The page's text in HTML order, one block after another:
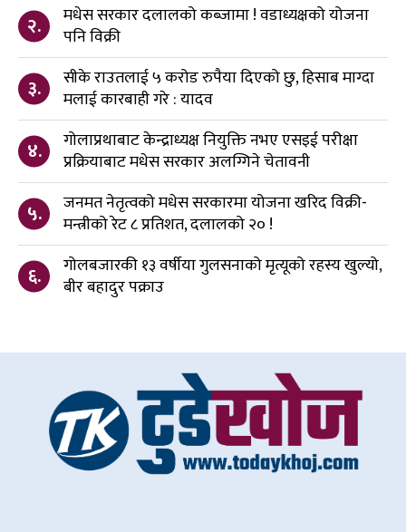
२.
मधेस सरकार दलालको कब्जामा ! वडाध्यक्षको योजना
पनि विक्री
३.
सीके राउतलाई ५ करोड रुपैया दिएको छु, हिसाब माग्दा
मलाई कारबाही गरे : यादव
४.
गोलाप्रथाबाट केन्द्राध्यक्ष नियुक्ति नभए एसइई परीक्षा
प्रक्रियाबाट मधेस सरकार अलग्गिने चेतावनी
५.
जनमत नेतृत्वको मधेस सरकारमा योजना खरिद विक्री-
मन्त्रीको रेट ८ प्रतिशत, दलालको २० !
६.
गोलबजारकी १३ वर्षीया गुलसनाको मृत्यूको रहस्य खुल्यो,
बीर बहादुर पक्राउ